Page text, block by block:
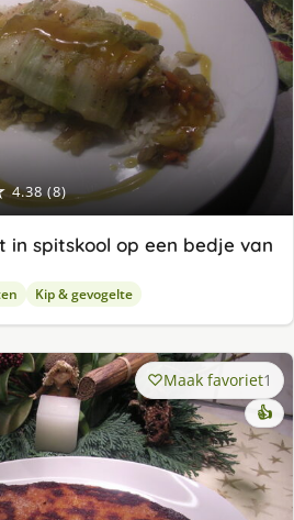
4.38 (8)
in spitskool op een bedje van
Kip & gevogelte
Maak favoriet1
👍